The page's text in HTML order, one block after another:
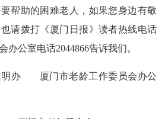
助的困难老人，如果您身边有敬
请拨打《厦门日报》读者热线电话
办公室电话2044866告诉我们。
办 厦门市老龄工作委员会办公